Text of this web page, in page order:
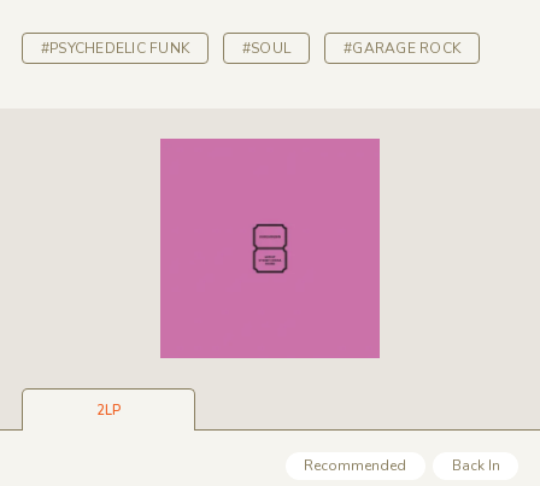
#PSYCHEDELIC FUNK #SOUL #GARAGE ROCK
2LP
Recommended Back In